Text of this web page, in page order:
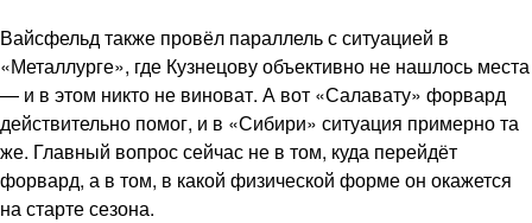
Вайсфельд также провёл параллель с ситуацией в
«Металлурге», где Кузнецову объективно не нашлось места
— и в этом никто не виноват. А вот «Салавату» форвард
действительно помог, и в «Сибири» ситуация примерно та
же. Главный вопрос сейчас не в том, куда перейдёт
форвард, а в том, в какой физической форме он окажется
на старте сезона.